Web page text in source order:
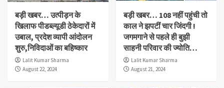
बड़ी खबर… उत्पीड़न के
खिलाफ पीडब्ल्यूडी ठेकेदारों में
उबाल, प्रदेश व्यापी आंदोलन
शुरु,निविदाओं का बहिष्कार
Lalit Kumar Sharma
August 22, 2024
बड़ी खबर… 108 नहीं पहुंची तो
काल ने झपटीं चार जिंदगी !
जगमगाने से पहले ही बुझी
साहनी परिवार की ज्योति…
Lalit Kumar Sharma
August 21, 2024